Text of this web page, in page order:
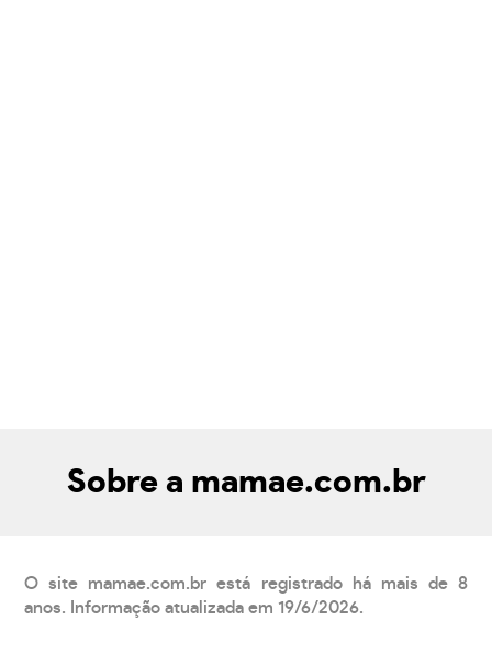
Sobre a mamae.com.br
O site mamae.com.br está registrado há mais de 8
anos. Informação atualizada em 19/6/2026.